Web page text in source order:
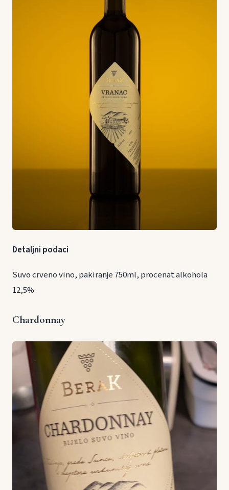
Detaljni podaci
Suvo crveno vino, pakiranje 750ml, procenat alkohola
12,5%
Chardonnay